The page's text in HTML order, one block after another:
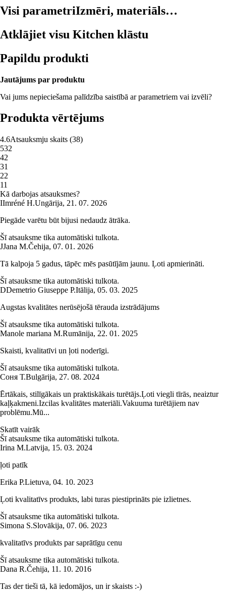
Visi parametriIzmēri, materiāls…
Atklājiet visu Kitchen klāstu
Papildu produkti
Jautājums par produktu
Vai jums nepieciešama palīdzība saistībā ar parametriem vai izvēli?
Produkta vērtējums
4.6Atsauksmju skaits (38)
532
42
31
22
11
Kā darbojas atsauksmes?
IImréné H.Ungārija, 21. 07. 2026
Piegāde varētu būt bijusi nedaudz ātrāka.
Šī atsauksme tika automātiski tulkota.
JJana M.Čehija, 07. 01. 2026
Tā kalpoja 5 gadus, tāpēc mēs pasūtījām jaunu. Ļoti apmierināti.
Šī atsauksme tika automātiski tulkota.
DDemetrio Giuseppe P.Itālija, 05. 03. 2025
Augstas kvalitātes nerūsējošā tērauda izstrādājums
Šī atsauksme tika automātiski tulkota.
Manole mariana M.Rumānija, 22. 01. 2025
Skaisti, kvalitatīvi un ļoti noderīgi.
Šī atsauksme tika automātiski tulkota.
Соня Т.Bulgārija, 27. 08. 2024
Ērtākais, stilīgākais un praktiskākais turētājs.Ļoti viegli tīrās, neaiztur
kaļķakmeni.Izcilas kvalitātes materiāli.Vakuuma turētājiem nav
problēmu.Mū...
Skatīt vairāk
Šī atsauksme tika automātiski tulkota.
Irina M.Latvija, 15. 03. 2024
ļoti patīk
Erika P.Lietuva, 04. 10. 2023
Ļoti kvalitatīvs produkts, labi turas piestiprināts pie izlietnes.
Šī atsauksme tika automātiski tulkota.
Simona S.Slovākija, 07. 06. 2023
kvalitatīvs produkts par saprātīgu cenu
Šī atsauksme tika automātiski tulkota.
Dana R.Čehija, 11. 10. 2016
Tas der tieši tā, kā iedomājos, un ir skaists :-)